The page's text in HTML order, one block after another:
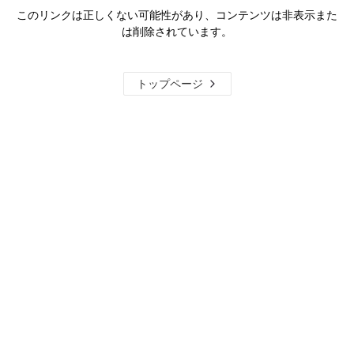
このリンクは正しくない可能性があり、コンテンツは非表示また
は削除されています。
トップページ